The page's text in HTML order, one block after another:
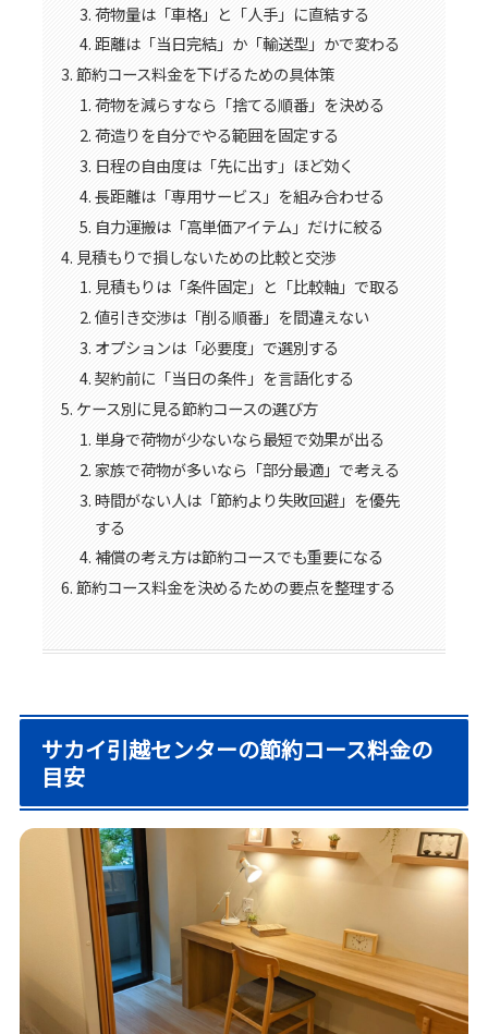
荷物量は「車格」と「人手」に直結する
距離は「当日完結」か「輸送型」かで変わる
節約コース料金を下げるための具体策
荷物を減らすなら「捨てる順番」を決める
荷造りを自分でやる範囲を固定する
日程の自由度は「先に出す」ほど効く
長距離は「専用サービス」を組み合わせる
自力運搬は「高単価アイテム」だけに絞る
見積もりで損しないための比較と交渉
見積もりは「条件固定」と「比較軸」で取る
値引き交渉は「削る順番」を間違えない
オプションは「必要度」で選別する
契約前に「当日の条件」を言語化する
ケース別に見る節約コースの選び方
単身で荷物が少ないなら最短で効果が出る
家族で荷物が多いなら「部分最適」で考える
時間がない人は「節約より失敗回避」を優先
する
補償の考え方は節約コースでも重要になる
節約コース料金を決めるための要点を整理する
サカイ引越センターの節約コース料金の
目安